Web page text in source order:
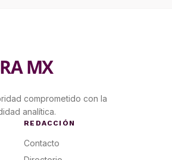
MX
comprometido con la
analítica.
REDACCIÓN
Contacto